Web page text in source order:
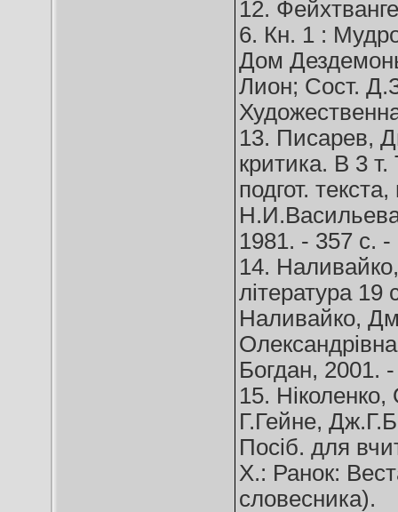
12.
6. Кн. 1 :
Дом
Лион; Сост.
13. Писарев,
критика. В 3 т.
подгот.
1981. - 357 с. -
14.
література 19
Наливайко,
Богдан, 2001.
15.
Г.Гейне,
Посіб. для
Х.: Ранок:
словесника).